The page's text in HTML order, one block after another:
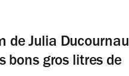
de Julia Ducournau
bons gros litres de